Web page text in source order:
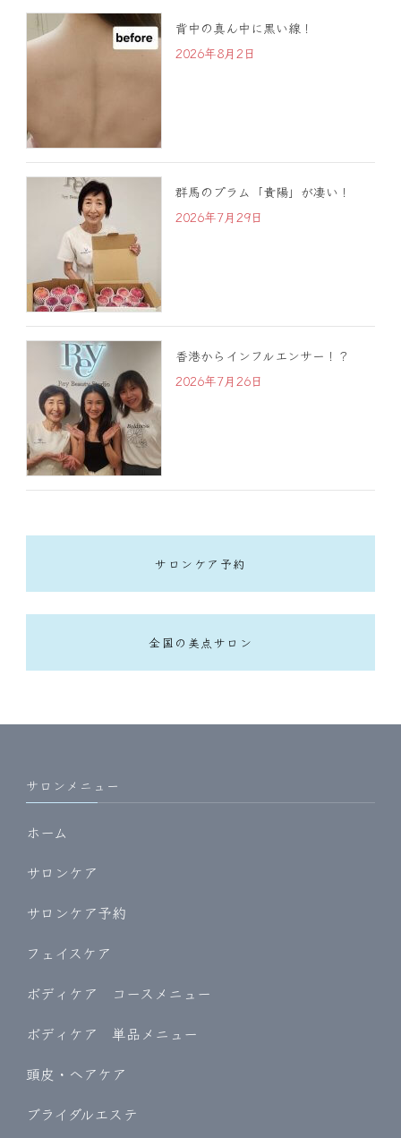
背中の真ん中に黒い線！
2026年8月2日
群馬のプラム「貴陽」が凄い！
2026年7月29日
香港からインフルエンサー！？
2026年7月26日
サロンケア予約
全国の美点サロン
サロンメニュー
ホーム
サロンケア
サロンケア予約
フェイスケア
ボディケア コースメニュー
ボディケア 単品メニュー
頭皮・ヘアケア
ブライダルエステ